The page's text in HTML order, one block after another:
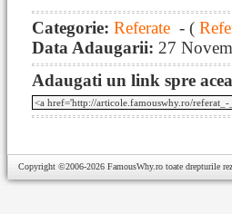
Categorie: Referate - (
Data Adaugarii: 27
Adaugati un link spre
Copyright ©2006-2026 FamousWhy.ro toate drepturile